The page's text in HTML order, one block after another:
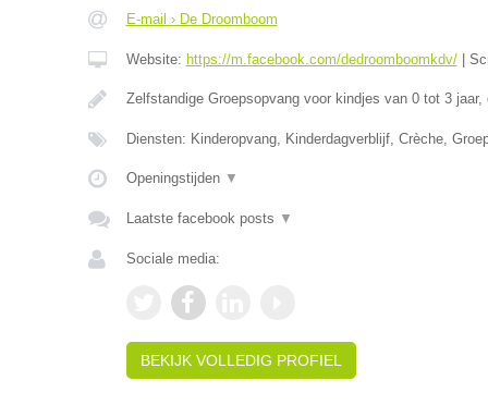
E-mail › De Droomboom
Website: https://m.facebook.com/dedroomboomkdv/|
Zelfstandige Groepsopvang voor kindjes van 0 tot 3
Diensten: Kinderopvang, Kinderdagverblijf, Crèche,
Openingstijden ▼
Laatste facebook posts ▼
Sociale media:
BEKIJK VOLLEDIG PROFIEL